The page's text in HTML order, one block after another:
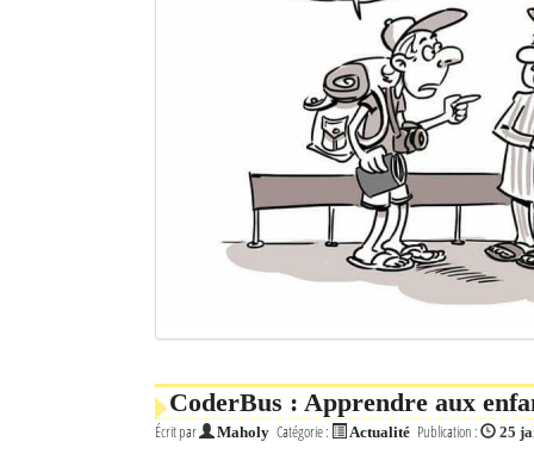
CoderBus : Apprendre aux
Écrit par Maholy Catégorie : Actualité Publication : 25